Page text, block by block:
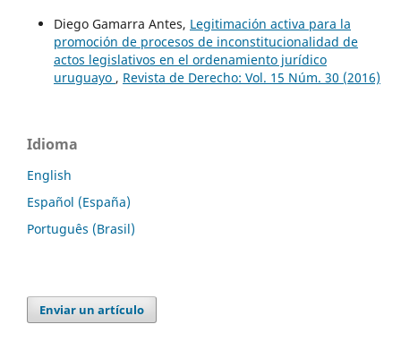
Diego Gamarra Antes, Legitimación activa para la
promoción de procesos de inconstitucionalidad de
actos legislativos en el ordenamiento jurídico
uruguayo , Revista de Derecho: Vol. 15 Núm. 30 (2016)
Idioma
English
Español (España)
Português (Brasil)
Enviar un artículo